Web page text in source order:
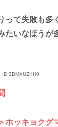
って失敗も多
たいなほうが
ID:3BMXUZKH0
ホッキョクグ